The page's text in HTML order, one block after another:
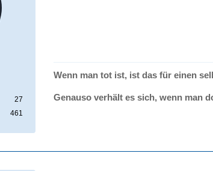
27
461
Wenn man tot ist, ist das für einen
Genauso verhält es sich, wenn man